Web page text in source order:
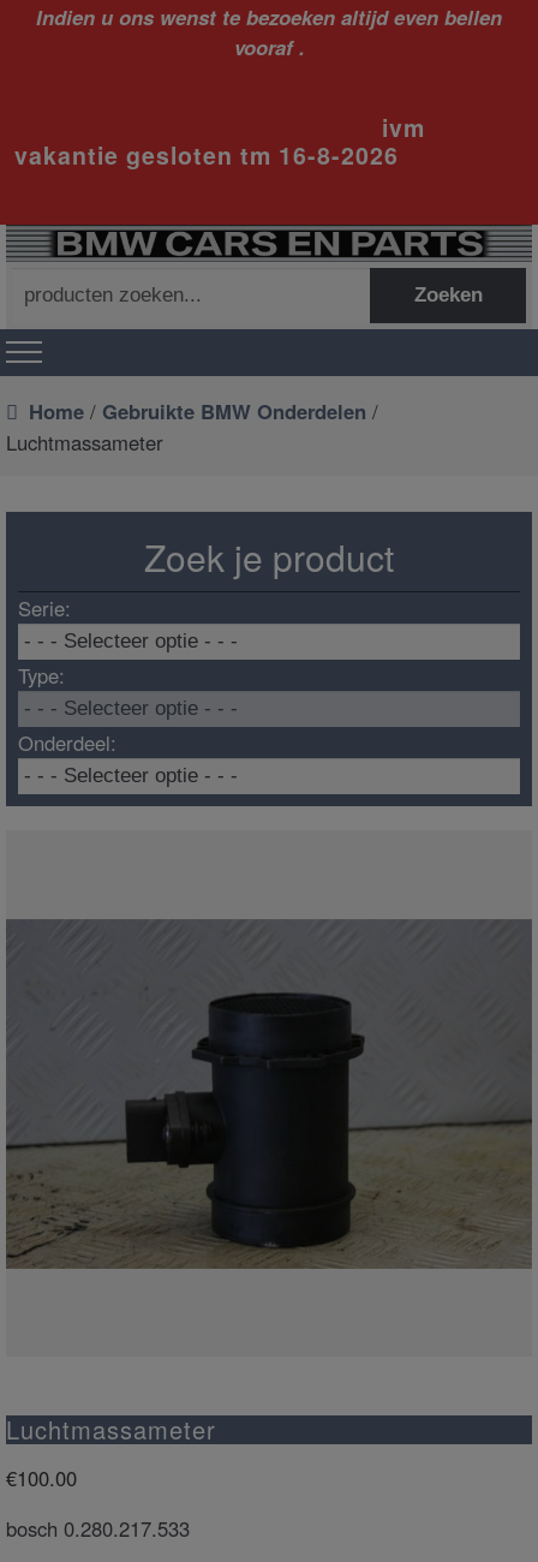
Indien u ons wenst te bezoeken altijd even bellen
vooraf .
ivm
vakantie gesloten tm 16-8-2026
naar:
Zoeken
Home / Gebruikte BMW Onderdelen /
Luchtmassameter
Zoek je product
Serie:
Type:
Onderdeel:
Luchtmassameter
€100.00
bosch 0.280.217.533